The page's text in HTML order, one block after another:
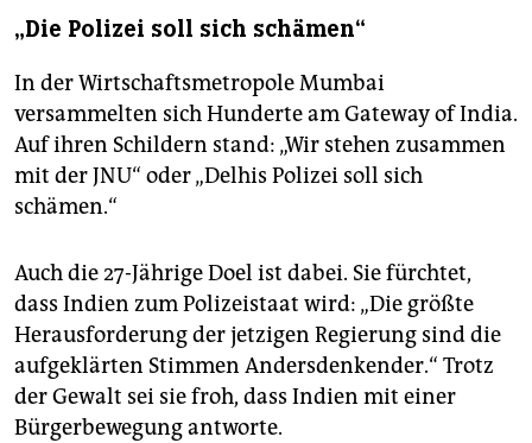
„Die Polizei soll sich schämen“
In der Wirtschaftsmetropole Mumbai
versammelten sich Hunderte am Gateway of India.
Auf ihren Schildern stand: „Wir stehen zusammen
mit der JNU“ oder „Delhis Polizei soll sich
schämen.“
Auch die 27-Jährige Doel ist dabei. Sie fürchtet,
dass Indien zum Polizeistaat wird: „Die größte
Herausforderung der jetzigen Regierung sind die
aufgeklärten Stimmen Andersdenkender.“ Trotz
der Gewalt sei sie froh, dass Indien mit einer
Bürgerbewegung antworte.